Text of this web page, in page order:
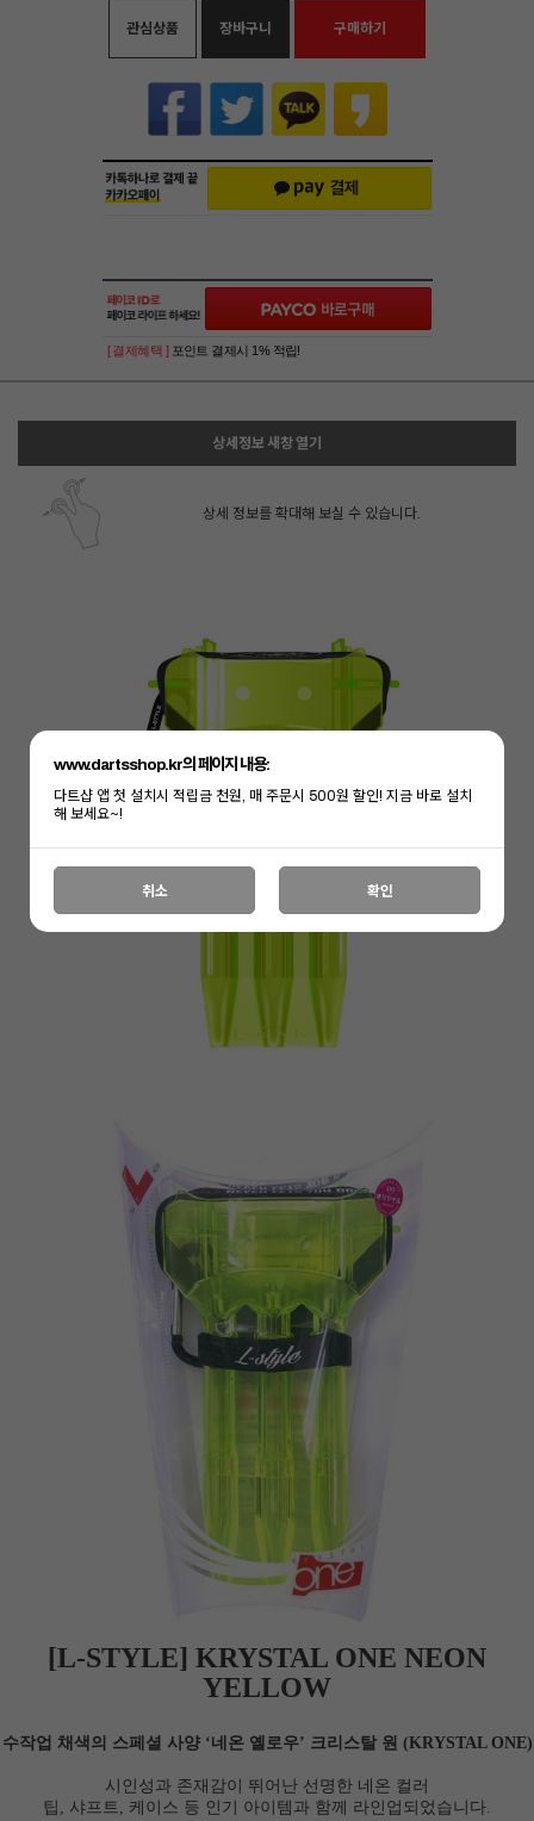
관심상품 장바구니 구매하기
페이코 ID로 페
PAYCO 바로구매
[ 결제혜택 ] 포인트 결제시 1% 적립!
상세정보 새창 열기
상세 정보를 확대해 보실 수 있습니다.
[L-STYLE] KRYSTAL ONE NEON
YELLOW
수작업 채색의 스페셜 사양 ‘네온 옐로우’ 크리스탈 원 (KRYSTAL ONE)
시인성과 존재감이 뛰어난 선명한 네온 컬러
팁, 샤프트, 케이스 등 인기 아이템과 함께 라인업되었습니다.
www.dartsshop.kr의 페이지 내용:
다트샵 앱 첫 설치시 적립금 천원, 매 주문시 500원 할인! 지금 바로 설치
해 보세요~!
취소 확인